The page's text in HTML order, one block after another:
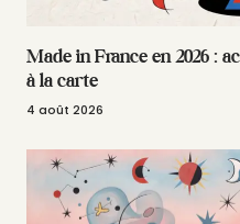
Made in France en 2026 :
à la carte
4 août 2026